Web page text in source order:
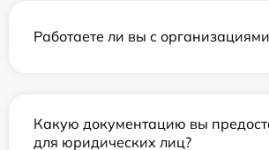
Работаете ли вы с
Какую документацию вы
для юридических лиц?